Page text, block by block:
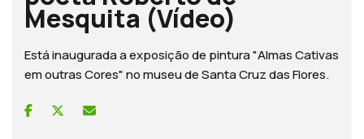
Mesquita (Vídeo)
Está inaugurada a exposição de pintura "Almas Cativas
em outras Cores" no museu de Santa Cruz das Flores.